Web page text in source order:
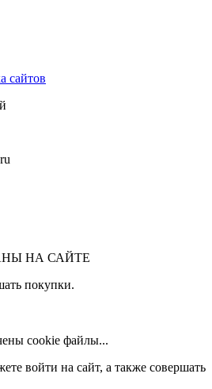
НА САЙТЕ
покупки.
cookie файлы...
войти на сайт, а также совершать